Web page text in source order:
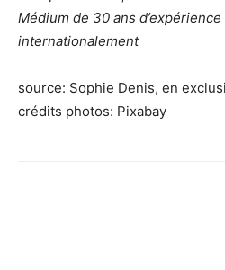
Médium de 30 ans
internationalement
source: Sophie Denis, en
crédits photos: Pixabay